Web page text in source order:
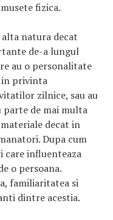
fizica.
alta natura decat
de-a lungul
au o personalitate
in privinta
zilnice, sau au
parte de mai multa
decat in
Dupa cum
care influenteaza
o persoana.
familiaritatea si
dintre acestia.